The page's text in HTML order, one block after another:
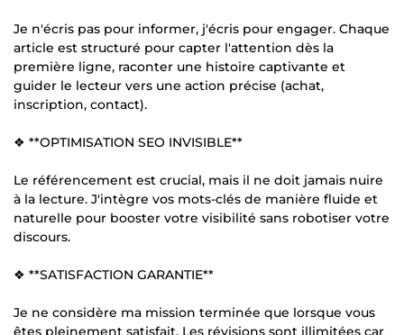
Je n'écris pas pour informer, j'écris pour engager. Chaque
article est structuré pour capter l'attention dès la
première ligne, raconter une histoire captivante et
guider le lecteur vers une action précise (achat,
inscription, contact).
❖ **OPTIMISATION SEO INVISIBLE**
Le référencement est crucial, mais il ne doit jamais nuire
à la lecture. J'intègre vos mots-clés de manière fluide et
naturelle pour booster votre visibilité sans robotiser votre
discours.
❖ **SATISFACTION GARANTIE**
Je ne considère ma mission terminée que lorsque vous
êtes pleinement satisfait. Les révisions sont illimitées car